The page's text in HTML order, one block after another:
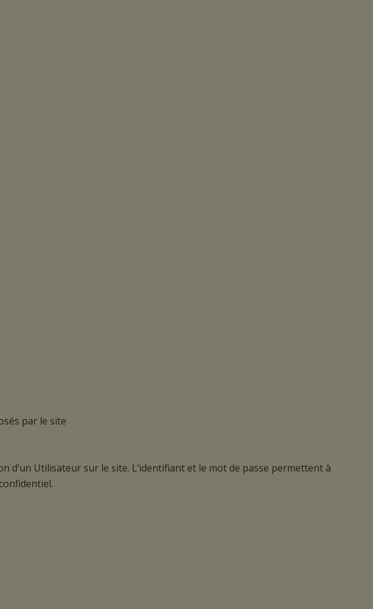
par le site
d’un Utilisateur sur le site. L’identifiant et le mot de passe permettent à